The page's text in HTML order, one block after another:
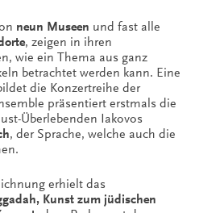
neun Museen und fast alle
, zeigen in ihren
wie ein Thema aus ganz
betrachtet werden kann. Eine
die Konzertreihe der
präsentiert erstmals die
Überlebenden Iakovos
, der Sprache, welche auch die
erhielt das
Kunst zum jüdischen